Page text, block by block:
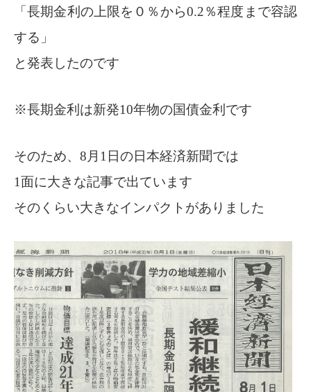
「長期金利の上限を０％から0.2％程度まで容認
する」
と発表したのです
※長期金利は新発10年物の国債金利です
そのため、8月1日の日本経済新聞では
1面に大きな記事で出ています
そのくらい大きなインパクトがありました